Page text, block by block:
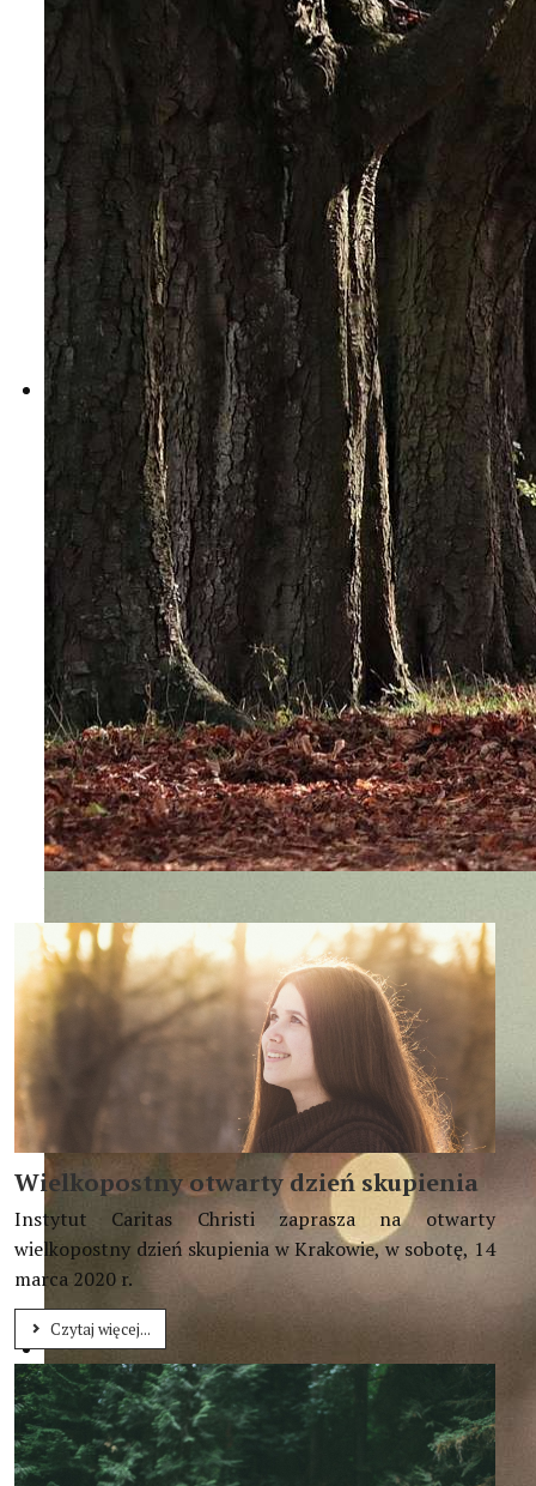
Dokumenty Kościoła
Instytuty świeckie kleryckie
Publikacje
Multimedia
IŚ W POLSCE
TERMINARZ
POLECAMY
Wielkopostny otwarty dzień skupienia
Instytut Caritas Christi zaprasza na otwarty
wielkopostny dzień skupienia w Krakowie, w sobotę, 14
marca 2020 r.
Czytaj więcej...